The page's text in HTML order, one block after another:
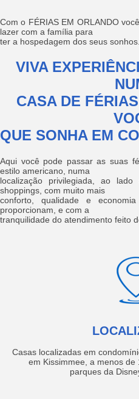
Com o FÉRIAS EM ORLANDO
lazer com a família para
ter a hospedagem dos seus sonhos.
VIVA
CASA DE
QUE SONHA EM
Aqui você pode passar as suas
estilo americano, numa
localização privilegiada, ao
shoppings, com muito mais
conforto, qualidade e
proporcionam, e com a
tranquilidade do atendimento feito
Casas localizadas em
em Kissimmee, a menos
parques da